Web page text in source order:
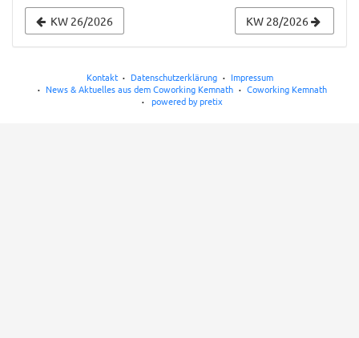
Anzeige
auswählen
KW 26/2026 KW 28/2026
Kontakt Datenschutzerklärung
Impressum
News & Aktuelles aus dem Coworking Kemnath
Coworking Kemnath
powered by pretix